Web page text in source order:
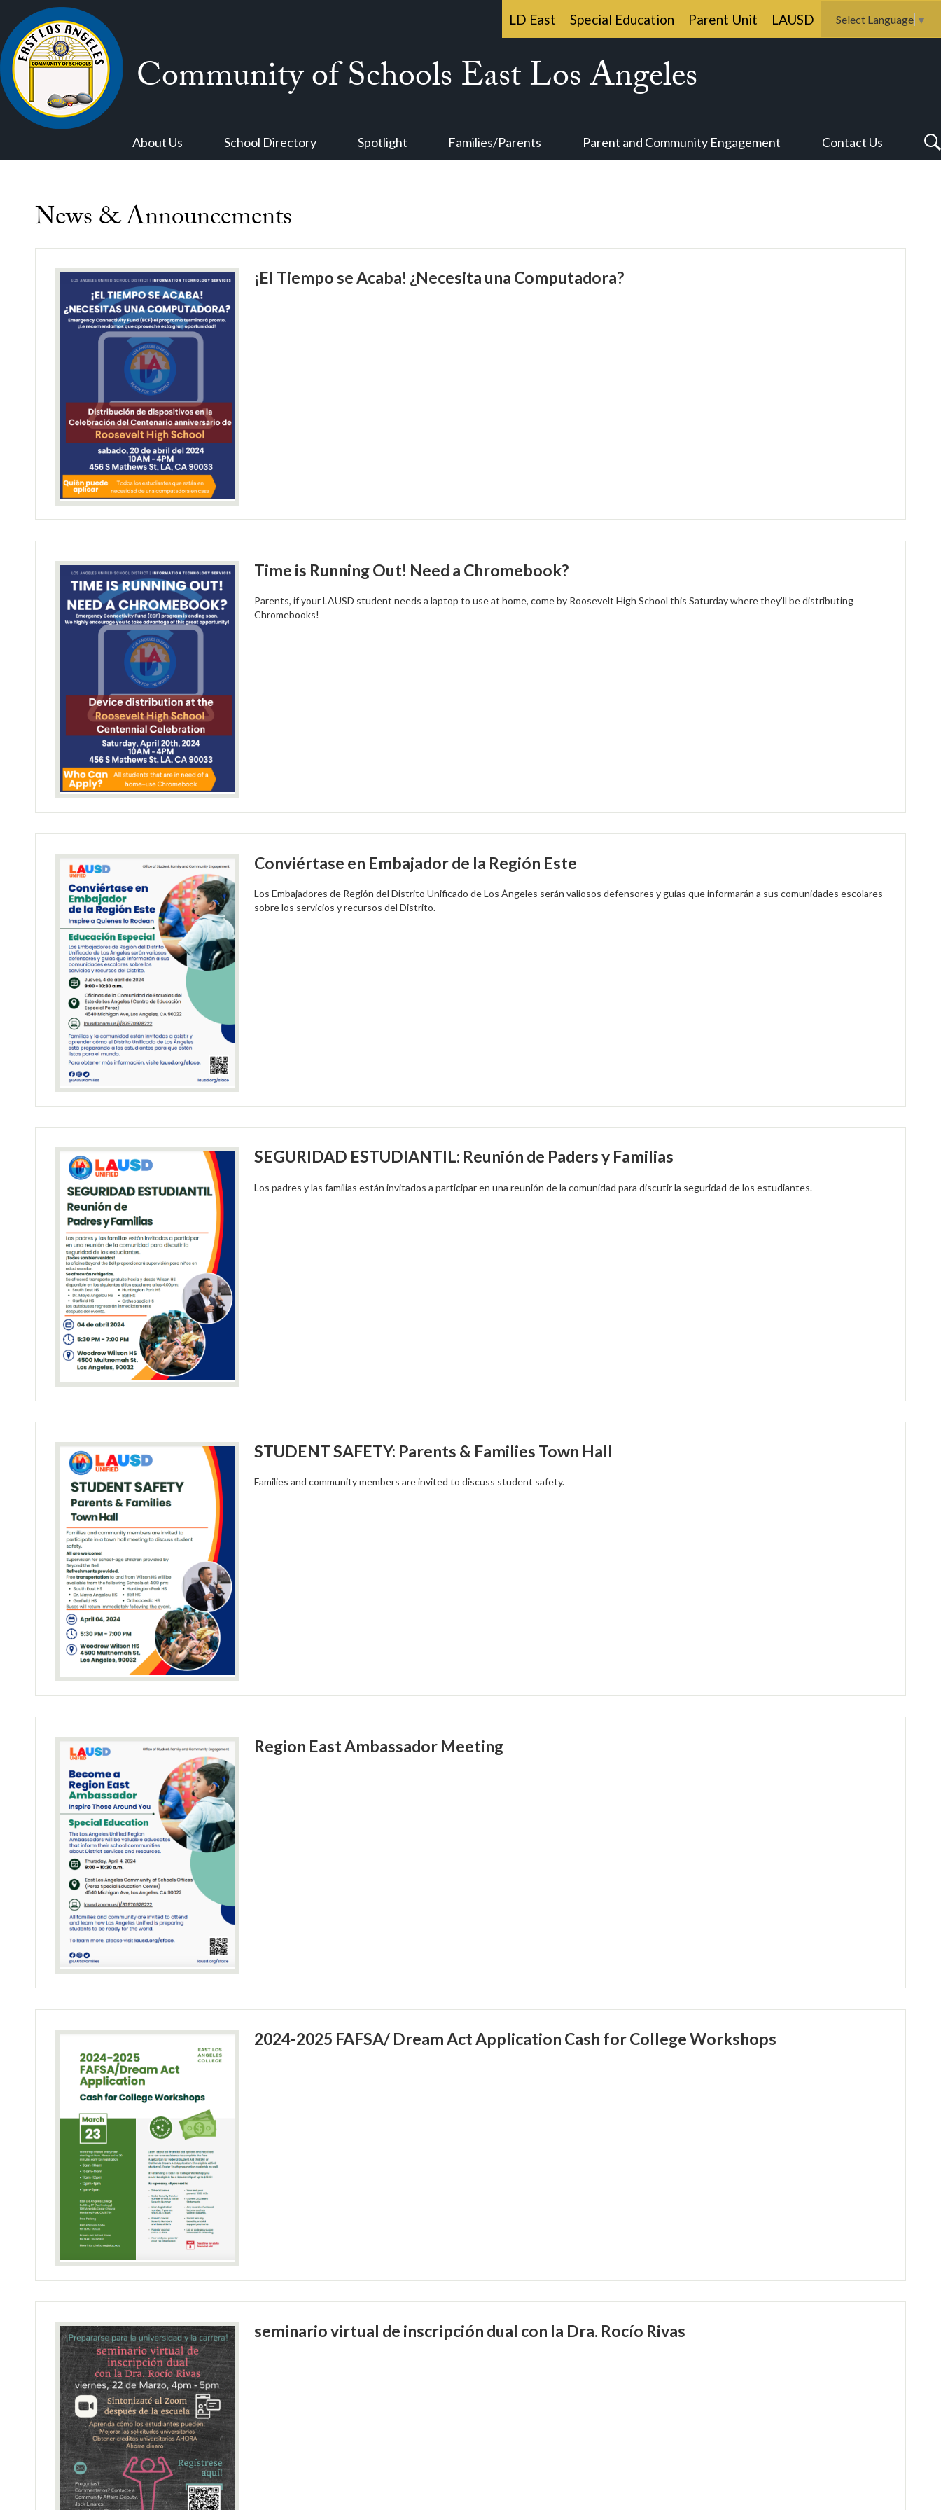
Skip
to
main
content
Community of Schools East Los Angeles
About Us School Directory Spotlight Families/Parents Parent and Community Engagement
Contact Us
Links
LD East Special Education Parent Unit LAUSD Select Language ▼
News & Announcements
¡El Tiempo se Acaba! ¿Necesita una Computadora?
Time is Running Out! Need a Chromebook?
Parents, if your LAUSD student needs a laptop to use at home, come by Roosevelt High School this Saturday where they’ll be distributing
Chromebooks!
Conviértase en Embajador de la Región Este
Los Embajadores de Región del Distrito Unificado de Los Ángeles serán valiosos defensores y guías que informarán a sus comunidades escolares
sobre los servicios y recursos del Distrito.
SEGURIDAD ESTUDIANTIL: Reunión de Paders y Familias
Los padres y las familias están invitados a participar en una reunión de la comunidad para discutir la seguridad de los estudiantes.
STUDENT SAFETY: Parents & Families Town Hall
Families and community members are invited to discuss student safety.
Region East Ambassador Meeting
2024-2025 FAFSA/ Dream Act Application Cash for College Workshops
seminario virtual de inscripción dual con la Dra. Rocío Rivas